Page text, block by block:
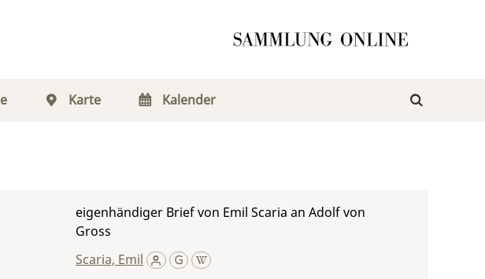
Karte Kalender
eigenhändiger Brief von Emil Scaria an Adolf von
Gross
Scaria, Emil